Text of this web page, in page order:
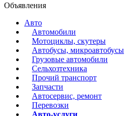
Объявления
Авто
Автомобили
Мотоциклы, скутеры
Автобусы, микроавтобусы
Грузовые автомобили
Сельхозтехника
Прочий транспорт
Запчасти
Автосервис, ремонт
Перевозки
Авто-услуги